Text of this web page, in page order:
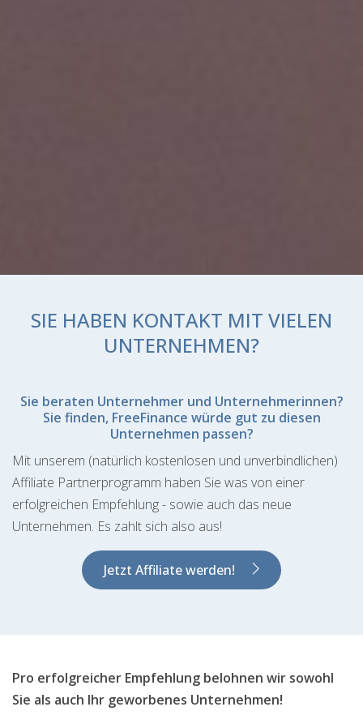
SIE HABEN KONTAKT MIT VIELEN
UNTERNEHMEN?
Sie beraten Unternehmer und Unternehmerinnen?
Sie finden, FreeFinance würde gut zu diesen
Unternehmen passen?
Mit unserem (natürlich kostenlosen und unverbindlichen)
Affiliate Partnerprogramm haben Sie was von einer
erfolgreichen Empfehlung - sowie auch das neue
Unternehmen. Es zahlt sich also aus!
Jetzt Affiliate werden!
Pro erfolgreicher Empfehlung belohnen wir sowohl
Sie als auch Ihr geworbenes Unternehmen!